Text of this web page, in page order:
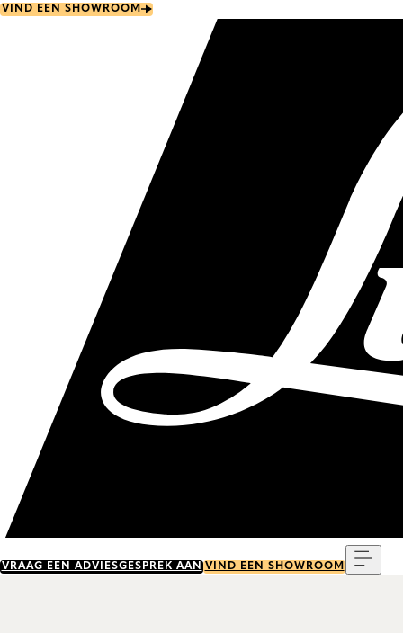
Skip
VIND EEN SHOWROOM
VRAAG EEN ADVIESGESPREK AAN VIND EEN SHOWROOM